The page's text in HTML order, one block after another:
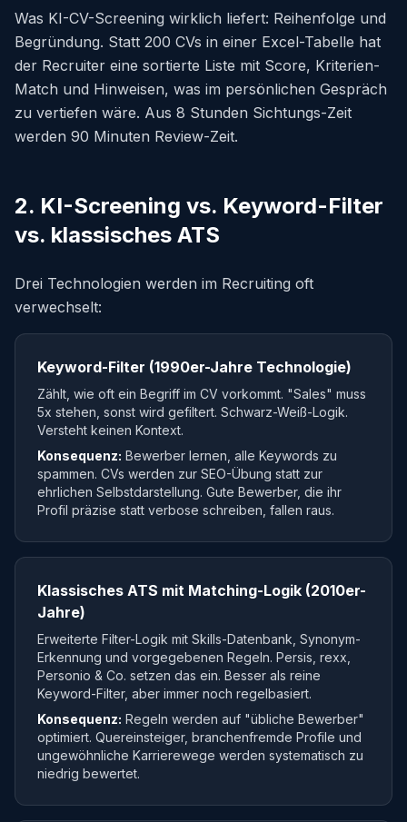
Was KI-CV-Screening wirklich liefert: Reihenfolge und
Begründung. Statt 200 CVs in einer Excel-Tabelle hat
der Recruiter eine sortierte Liste mit Score, Kriterien-
Match und Hinweisen, was im persönlichen Gespräch
zu vertiefen wäre. Aus 8 Stunden Sichtungs-Zeit
werden 90 Minuten Review-Zeit.
2. KI-Screening vs. Keyword-Filter
vs. klassisches ATS
Drei Technologien werden im Recruiting oft
verwechselt:
Keyword-Filter (1990er-Jahre Technologie)
Zählt, wie oft ein Begriff im CV vorkommt. "Sales" muss
5x stehen, sonst wird gefiltert. Schwarz-Weiß-Logik.
Versteht keinen Kontext.
Konsequenz: Bewerber lernen, alle Keywords zu
spammen. CVs werden zur SEO-Übung statt zur
ehrlichen Selbstdarstellung. Gute Bewerber, die ihr
Profil präzise statt verbose schreiben, fallen raus.
Klassisches ATS mit Matching-Logik (2010er-
Jahre)
Erweiterte Filter-Logik mit Skills-Datenbank, Synonym-
Erkennung und vorgegebenen Regeln. Persis, rexx,
Personio & Co. setzen das ein. Besser als reine
Keyword-Filter, aber immer noch regelbasiert.
Konsequenz: Regeln werden auf "übliche Bewerber"
optimiert. Quereinsteiger, branchenfremde Profile und
ungewöhnliche Karrierewege werden systematisch zu
niedrig bewertet.